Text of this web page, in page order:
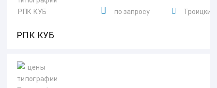
РПК КУБ
по запросу Троицкий